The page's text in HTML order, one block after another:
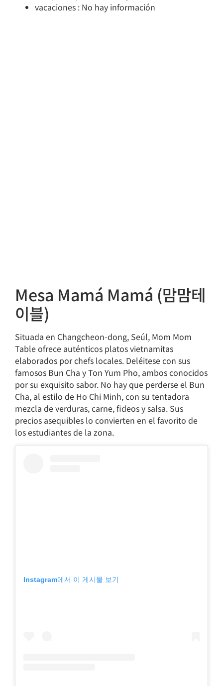
vacaciones : No hay información
Mesa Mamá Mamá (맘맘테
이블)
Situada en Changcheon-dong, Seúl, Mom Mom
Table ofrece auténticos platos vietnamitas
elaborados por chefs locales. Deléitese con sus
famosos Bun Cha y Ton Yum Pho, ambos conocidos
por su exquisito sabor. No hay que perderse el Bun
Cha, al estilo de Ho Chi Minh, con su tentadora
mezcla de verduras, carne, fideos y salsa. Sus
precios asequibles lo convierten en el favorito de
los estudiantes de la zona.
Instagram에서 이 게시물 보기